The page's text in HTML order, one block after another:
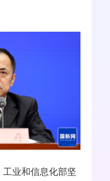
业和信息化部坚